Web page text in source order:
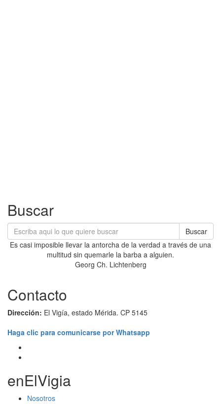
Buscar
Buscar
Es casi imposible llevar la antorcha de la verdad a través de una
multitud sin quemarle la barba a alguien.
Georg Ch. Lichtenberg
Contacto
Dirección: El Vigía, estado Mérida. CP 5145
Haga clic para comunicarse por Whatsapp
enElVigia
Nosotros